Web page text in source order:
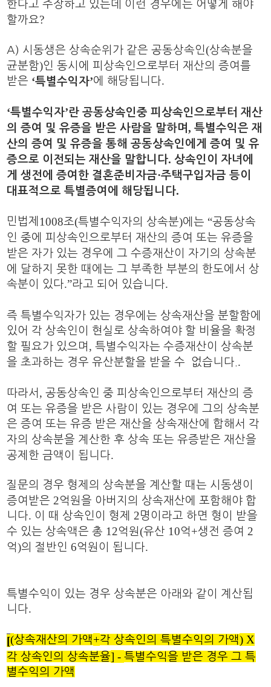
한다고 주장하고 있는데 이런 경우에는 어떻게 해야
할까요?
A)​ 시동생은 상속순위가 같은 공동상속인(상속분을
균분함)인 동시에 피상속인으로부터 재산의 증여를
받은 ‘특별수익자’에 해당됩니다.
​‘특별수익자’란 공동상속인중 피상속인으로부터 재산
의 증여 및 유증을 받은 사람을 말하며 ,특별수익은 재
산의 증여 및 유증을 통해 공동상속인에게 증여 및 유
증으로 이전되는 재산을 말합니다.상속인이 자녀에
게 생전에 증여한 결혼준비자금·주택구입자금 등이
대표적으로 특별증여에 해당됩니다.
민법제 1008조(특별수익자의 상속분)에는 “공동상속
인 중에 피상속인으로부터 재산의 증여 또는 유증을
받은 자가 있는 경우에 그 수증재산이 자기의 상속분
에 달하지 못한 때에는 그 부족한 부분의 한도에서 상
속분이 있다.”라고 되어 있습니다.
즉 특별수익자가 있는 경우에는 상속재산을 분할함에
있어 각 상속인이 현실로 상속하여야 할 비율을 확정
할 필요가 있으며 ,특별수익자는 수증재산이 상속분
을 초과하는 경우 유산분할을 받을 수 없습니다. .
따라서 ,공동상속인 중 피상속인으로부터 재산의 증
여 또는 유증을 받은 사람이 있는 경우에 그의 상속분
은 증여 또는 유증 받은 재산을 상속재산에 합해서 각
자의 상속분을 계산한 후 상속 또는 유증받은 재산을
공제한 금액이 됩니다
질문의 경우 형제의 상속분을 계산할 때는 시동생이
증여받은 2억원을 아버지의 상속재산에 포함해야 합
니다. 이 때 상속인이 형제 2명이라고 하면 형이 받을
수 있는 상속액은 총 12억원(유산 10억 +생전 증여 2
억)의 절반인6억원 이 됩니다.
특별수익이 있는 경우 상속분은 아래와 같이 계산됩
니다.
[(상속재산의 가액+각 상속인의 특별수익의 가액) X
각 상속인의 상속분율] -특별수익을 받은 경우 그 특
별수익의 가액